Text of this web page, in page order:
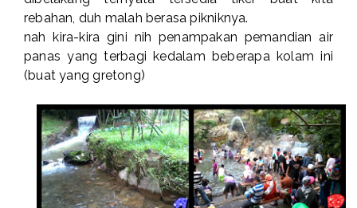
rebahan, duh malah berasa pikniknya.
nah kira-kira gini nih penampakan pemandian air
panas yang terbagi kedalam beberapa kolam ini
(buat yang gretong)